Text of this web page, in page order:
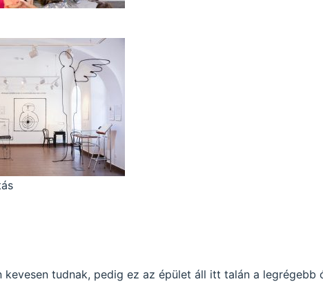
tudnak, pedig ez az épület áll itt talán a legrégebb